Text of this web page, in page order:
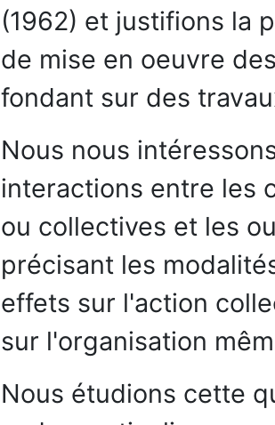
(1962) et justifions la
de mise en oeuvre
fondant sur des
Nous nous
interactions entre les
ou collectives et les
précisant les
effets sur l'action
sur l'organisation
Nous étudions cette